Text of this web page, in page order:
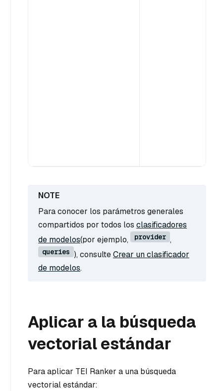
Para conocer los parámetros generales
compartidos por todos los clasificadores
de modelos(por ejemplo, provider ,
queries ), consulteCrear un clasificador
de modelos.
Aplicar a la búsqueda
vectorial estándar
Para aplicar TEI Ranker a una búsqueda
vectorial estándar: